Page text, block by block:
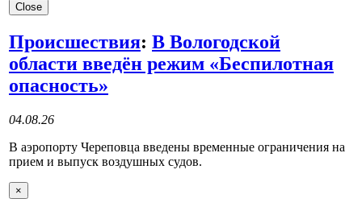
Close
Происшествия: В Вологодской
области введён режим «Беспилотная
опасность»
04.08.26
В аэропорту Череповца введены временные ограничения на
прием и выпуск воздушных судов.
×